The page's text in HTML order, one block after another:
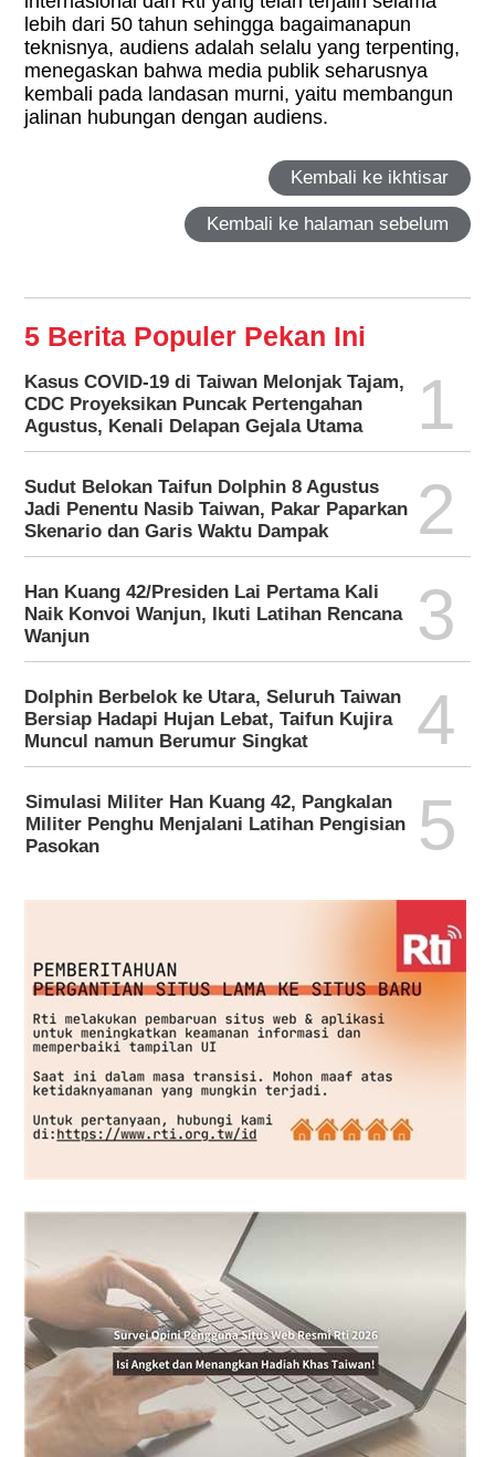
lebih dari 50 tahun sehingga bagaimanapun
teknisnya, audiens adalah selalu yang terpenting,
menegaskan bahwa media publik seharusnya
kembali pada landasan murni, yaitu membangun
jalinan hubungan dengan audiens.
Kembali ke ikhtisar
Kembali ke halaman sebelum
5 Berita Populer Pekan Ini
Kasus COVID-19 di Taiwan Melonjak Tajam,
CDC Proyeksikan Puncak Pertengahan
Agustus, Kenali Delapan Gejala Utama
1
Sudut Belokan Taifun Dolphin 8 Agustus
Jadi Penentu Nasib Taiwan, Pakar Paparkan
Skenario dan Garis Waktu Dampak
2
Han Kuang 42/Presiden Lai Pertama Kali
Naik Konvoi Wanjun, Ikuti Latihan Rencana
Wanjun
3
Dolphin Berbelok ke Utara, Seluruh Taiwan
Bersiap Hadapi Hujan Lebat, Taifun Kujira
Muncul namun Berumur Singkat
4
Simulasi Militer Han Kuang 42, Pangkalan
Militer Penghu Menjalani Latihan Pengisian
Pasokan
5